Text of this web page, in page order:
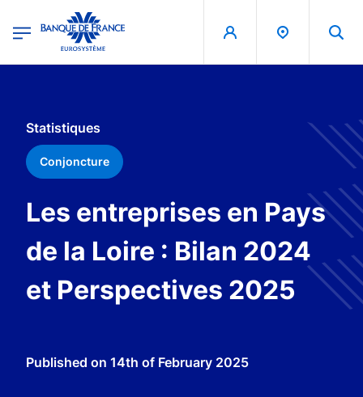
Banque de France - Menu Principal
Statistiques
Conjoncture
Les entreprises en Pays
de la Loire : Bilan 2024
et Perspectives 2025
Published on 14th of February 2025